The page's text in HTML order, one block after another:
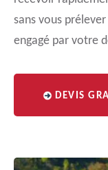
sans vous
engagé par votre
DEVIS